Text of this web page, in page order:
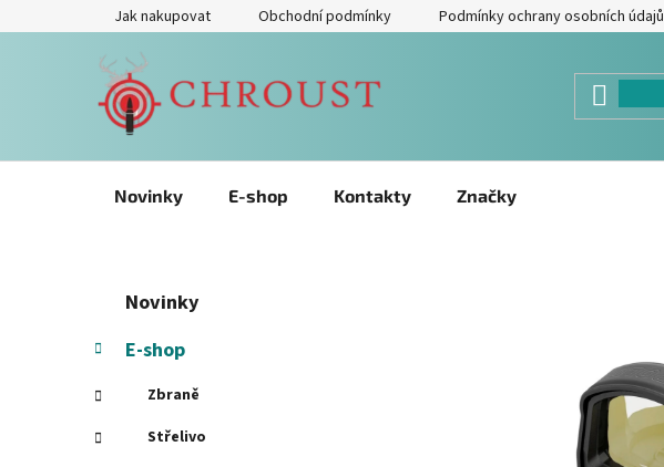
na
Jak nakupovat Obchodní podmínky Podmínky ochrany osobních údajů
Novinky E-shop Kontakty Značky
s
r
a
kategorie
t
e
g
r
Novinky
E-shop
Zbraně
Střelivo